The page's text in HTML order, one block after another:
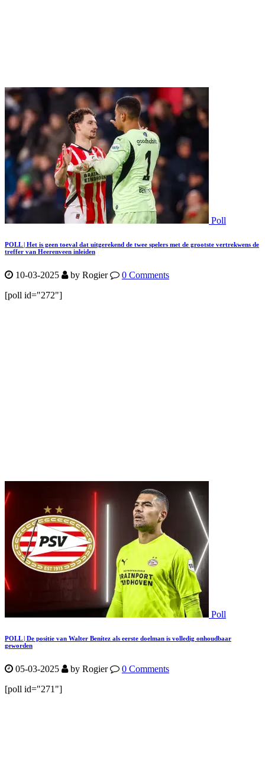
Poll
POLL | Het is geen toeval dat uitgerekend de twee spelers met de grootste vertrekwens de
treffer van Heerenveen inleiden
10-03-2025 by Rogier
0 Comments
[poll id="272"]
Poll
POLL | De positie van Walter Benítez als eerste doelman is volledig onhoudbaar
geworden
05-03-2025 by Rogier
0 Comments
[poll id="271"]